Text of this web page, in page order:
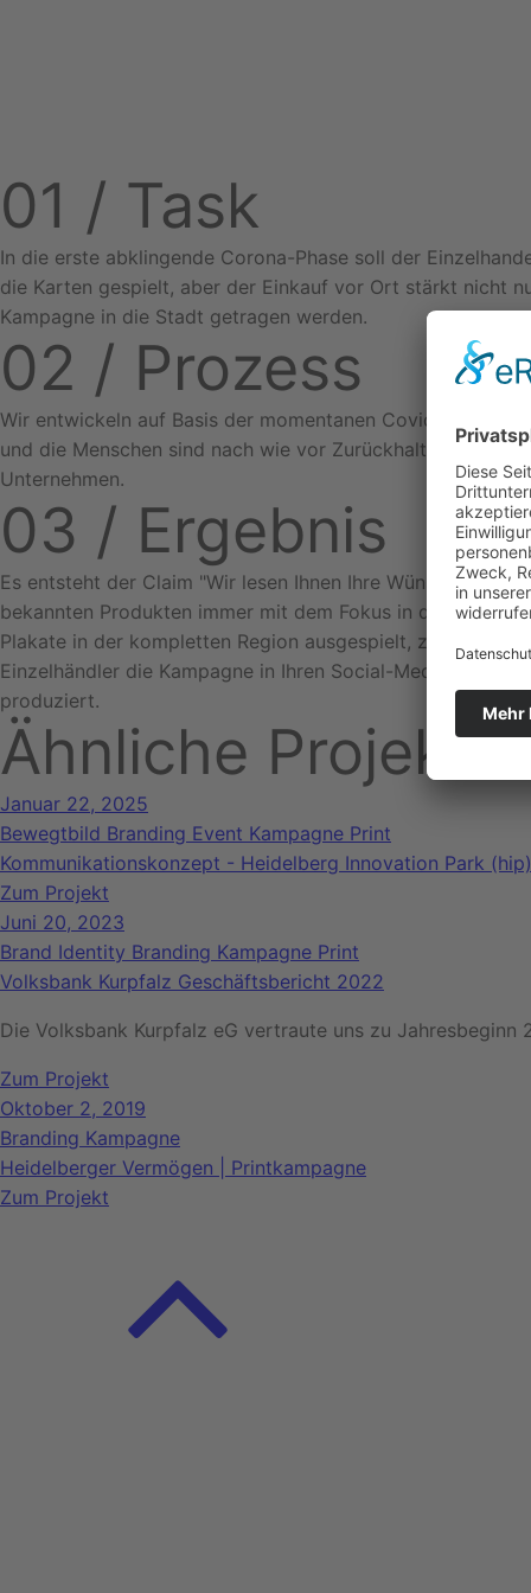
01 / Task
In die erste abklingende Corona-Phase soll der
die Karten gespielt, aber der Einkauf vor Ort stärkt nicht
Kampagne in die Stadt getragen werden.
02 / Prozess
Wir entwickeln auf Basis der momentanen Covid-
und die Menschen sind nach wie vor Zurückhaltend beim
Unternehmen.
03 / Ergebnis
Es entsteht der Claim "Wir lesen Ihnen Ihre Wünsche
bekannten Produkten immer mit dem Fokus in den
Plakate in der kompletten Region ausgespielt, zudem
Einzelhändler die Kampagne in Ihren Social-Media
produziert.
Ähnliche Projekte:
Januar 22, 2025
Bewegtbild Branding Event Kampagne Print
Kommunikationskonzept - Heidelberg Innovation Park (hip)
Zum Projekt
Juni 20, 2023
Brand Identity Branding Kampagne Print
Volksbank Kurpfalz Geschäftsbericht 2022
Die Volksbank Kurpfalz eG vertraute uns zu
Zum Projekt
Oktober 2, 2019
Branding Kampagne
Heidelberger Vermögen | Printkampagne
Zum Projekt